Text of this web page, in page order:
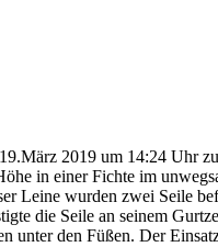
2019 um 14:24 Uhr
in einer Fichte im
Leine wurden zwei Seile
die Seile an seinem
unter den Füßen. Der